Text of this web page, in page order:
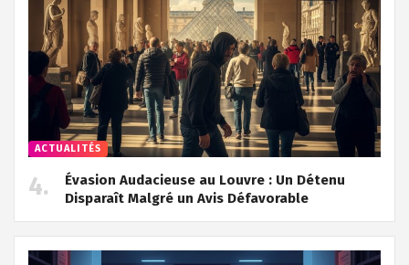
ACTUALITÉS
Évasion Audacieuse au Louvre : Un Détenu
Disparaît Malgré un Avis Défavorable